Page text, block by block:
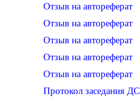
Отзыв на автореферат
Отзыв на автореферат
Отзыв на автореферат
Отзыв на автореферат
Отзыв на автореферат
Протокол заседания ДС